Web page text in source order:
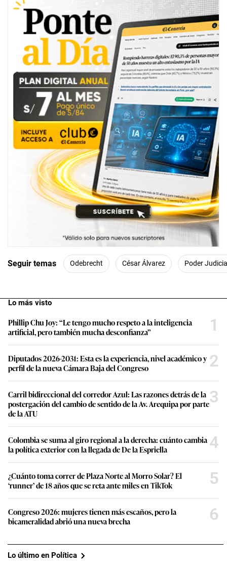
Seguir temas Odebrecht César Álvarez Poder
Lo más visto
Phillip Chu Joy: “Le tengo mucho respeto a la inteligencia
artificial, pero también mucha desconfianza”
1
Diputados 2026-2031: Esta es la experiencia, nivel académico y
perfil de la nueva Cámara Baja del Congreso
2
Carril bidireccional del corredor Azul: Las razones detrás de la
postergación del cambio de sentido de la Av. Arequipa por parte
de la ATU
3
Colombia se suma al giro regional a la derecha: cuánto cambia
la política exterior con la llegada de De la Espriella
4
¿Cuánto toma correr de Plaza Norte al Morro Solar? El
‘runner’ de 18 años que se reta ante miles en TikTok
5
Congreso 2026: mujeres tienen más escaños, pero la
bicameralidad abrió una nueva brecha
6
Lo último en Política